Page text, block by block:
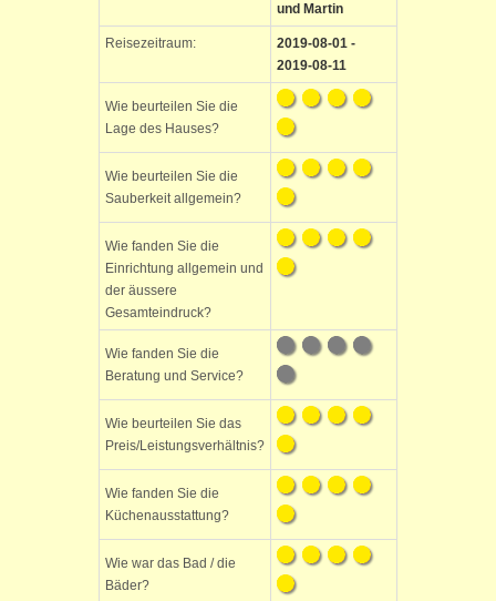
und Martin
Reisezeitraum:
2019-08-01 -
2019-08-11
Wie beurteilen Sie die
Lage des Hauses?
Wie beurteilen Sie die
Sauberkeit allgemein?
Wie fanden Sie die
Einrichtung allgemein und
der äussere
Gesamteindruck?
Wie fanden Sie die
Beratung und Service?
Wie beurteilen Sie das
Preis/Leistungsverhältnis?
Wie fanden Sie die
Küchenausstattung?
Wie war das Bad / die
Bäder?